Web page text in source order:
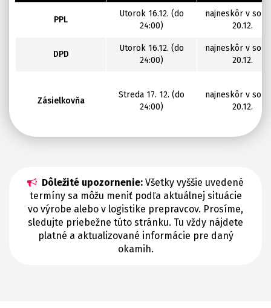
PPL
Utorok 16.12. (do
24:00)
najneskôr v
20.12.
DPD
Utorok 16.12. (do
24:00)
najneskôr v
20.12.
Zásielkovňa
Streda 17. 12. (do
24:00)
najneskôr v
20.12.
Dôležité upozornenie: Všetky vyššie uvedené
termíny sa môžu meniť podľa aktuálnej situácie
vo výrobe alebo v logistike prepravcov. Prosíme,
sledujte priebežne túto stránku. Tu vždy nájdete
platné a aktualizované informácie pre daný
okamih.